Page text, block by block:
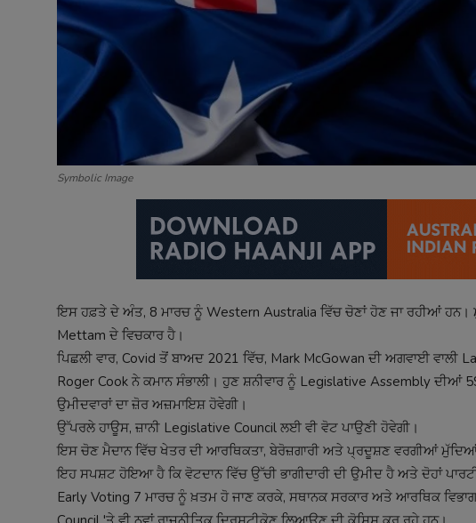
Symbolic Image
ਇਸ ਹਫ਼ਤੇ ਦੇ ਅੰਤ, 8 ਮਾਰਚ ਨੂੰ Western Australia ਵਿੱਚ ਚੋਣਾਂ ਹੋਣ ਜਾ ਰਹੀਆਂ ਹਨ।
Mettam ਦੇ ਵਿਚਕਾਰ ਹੈ।
ਪਿਛਲੀ ਵਾਰ, Covid ਤੋਂ ਬਾਅਦ 2021 ਵਿੱਚ, Mark McGowan ਦੀ ਅਗਵਾਈ
Roger Cook ਨੇ ਕਮਾਨ ਸੰਭਾਲੀ। ਹੁਣ ਸ਼ਨੀਵਾਰ ਨੂੰ Legislative Assembly ਦੀਆਂ
ਉਮੀਦਵਾਰਾਂ ਦਾ ਜ਼ੋਰ ਅਜ਼ਮਾਇਸ਼ ਹੋਵੇਗੀ।
ਉੱਪਰਲੇ ਹਾਊਸ, ਜ਼ਾਨੀ Legislative Council ਲਈ ਵੀ ਵੋਟ ਪਾਉਣੀ ਹੋਵੇਗੀ।
ਇਸ ਚੋਣ ਮੈਦਾਨ ਵਿੱਚ ਖੇਤਰ ਦੀ ਆਰਥਿਕਤਾ, ਬੇਰੋਜ਼ਗਾਰੀ ਅਤੇ ਪ੍ਰਦੂਸ਼ਣ ਵਰਗੀਆਂ ਮੁੱਦਿਆਂ
ਇਹ ਸਪਸ਼ਟ ਹੋਇਆ ਹੈ ਕਿ ਵੋਟਦਾਨ ਵਿੱਚ ਉੱਚੀ ਭਾਗੀਦਾਰੀ ਦੀ ਉਮੀਦ ਹੈ ਅਤੇ ਦੋਹਾਂ
Early Voting 7 ਮਾਰਚ ਨੂੰ ਖ਼ਤਮ ਹੋ ਜਾਣ ਕਰਕੇ, ਸਥਾਨਕ ਸਰਕਾਰ ਅਤੇ ਆਰਥਿਕ